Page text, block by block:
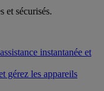
et sécurisés.
instantanée et
gérez les appareils